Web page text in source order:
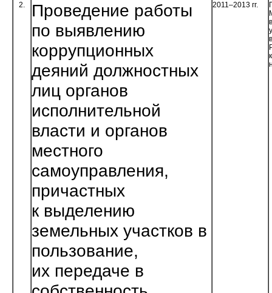
2.
Проведение работы
по выявлению
коррупционных
деяний должностных
лиц органов
исполнительной
власти и органов
местного
самоуправления,
причастных
к выделению
земельных участков в
пользование,
их передаче в
2011–2013 гг.